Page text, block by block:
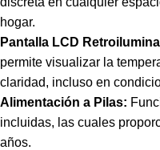
hogar.
Pantalla LCD
permite visualizar la
claridad, incluso en
Alimentación a Pilas:
incluidas, las cuales
años.